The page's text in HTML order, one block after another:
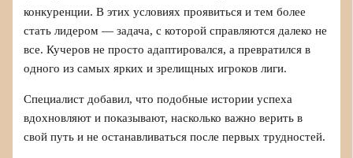
конкуренции. В этих условиях проявиться и тем более
стать лидером — задача, с которой справляются далеко не
все. Кучеров не просто адаптировался, а превратился в
одного из самых ярких и зрелищных игроков лиги.
Специалист добавил, что подобные истории успеха
вдохновляют и показывают, насколько важно верить в
свой путь и не останавливаться после первых трудностей.